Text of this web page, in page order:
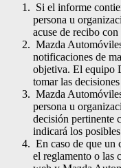
Si el informe
persona u
acuse de recibo
Mazda
notificaciones de
objetiva. El equipo
tomar las
Mazda
persona u
decisión pertinente
indicará los
En caso de que
el reglamento o las